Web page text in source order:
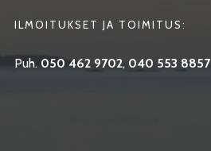
ILMOITUKSET JA TOIMITUS:
Puh. 050 462 9702, 040 553 8857